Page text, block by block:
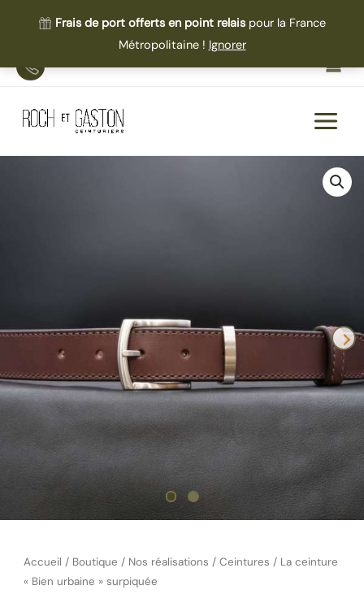
Frais de port offerts en point relaispour la France
Métropolitaine ! Ignorer
TEL
Accueil / Boutique / Nos réalisations /Ceintures / La ceinture
« Bien urbaine » surpiquée